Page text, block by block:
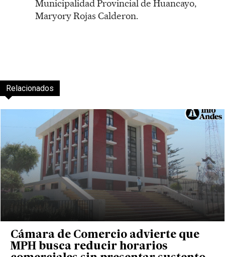
Municipalidad Provincial de Huancayo,
Maryory Rojas Calderon.
Relacionados
Cámara de Comercio advierte que
MPH busca reducir horarios